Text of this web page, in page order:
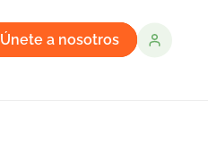
Únete a nosotros